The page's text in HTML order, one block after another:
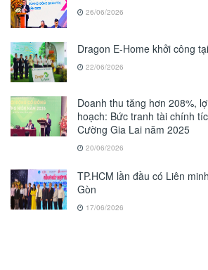
26/06/2026
Dragon E-Home khởi công
22/06/2026
Doanh thu tăng hơn 208%,
hoạch: Bức tranh tài chính
Cường Gia Lai năm 2025
20/06/2026
TP.HCM lần đầu có Liên
Gòn
17/06/2026